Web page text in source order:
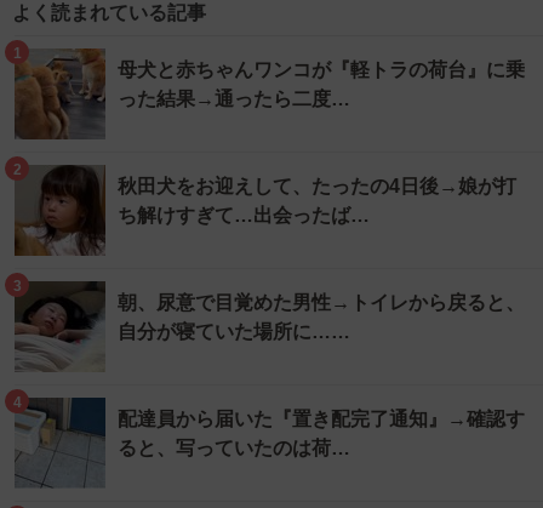
よく読まれている記事
1
母犬と赤ちゃんワンコが『軽トラの荷台』に乗
った結果→通ったら二度…
2
秋田犬をお迎えして、たったの4日後→娘が打
ち解けすぎて…出会ったば…
3
朝、尿意で目覚めた男性→トイレから戻ると、
自分が寝ていた場所に……
4
配達員から届いた『置き配完了通知』→確認す
ると、写っていたのは荷…